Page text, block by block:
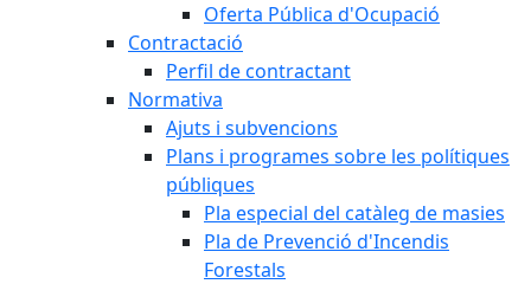
Oferta Pública d'Ocupació
Contractació
Perfil de contractant
Normativa
Ajuts i subvencions
Plans i programes sobre les polítiques
públiques
Pla especial del catàleg de masies
Pla de Prevenció d'Incendis
Forestals